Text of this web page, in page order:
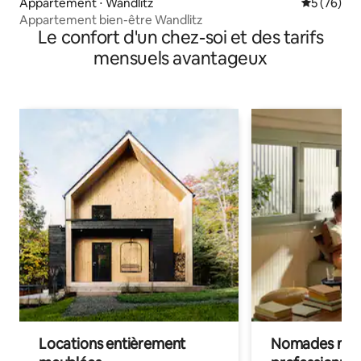
Appartement bien-être Wandlitz
Le confort d'un chez-soi et des tarifs
mensuels avantageux
Locations entièrement
Nomades